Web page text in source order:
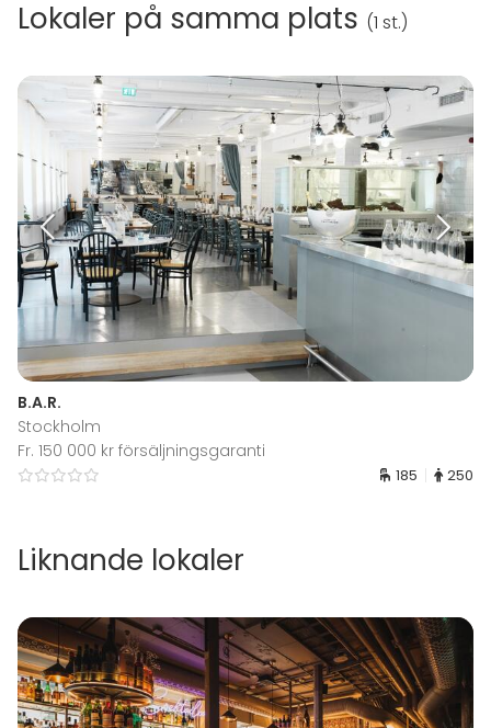
Lokaler på samma plats (1 st.)
B.A.R.
Stockholm
Fr. 150 000 kr försäljningsgaranti
185 250
Liknande lokaler